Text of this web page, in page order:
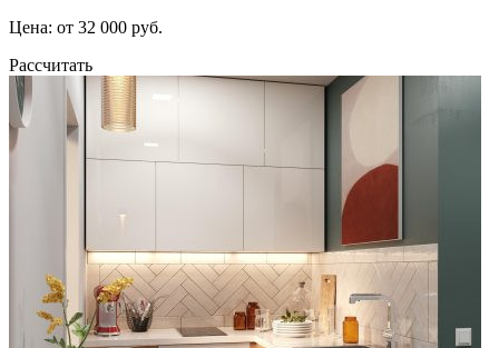
Цена: от 32 000 руб.
Рассчитать